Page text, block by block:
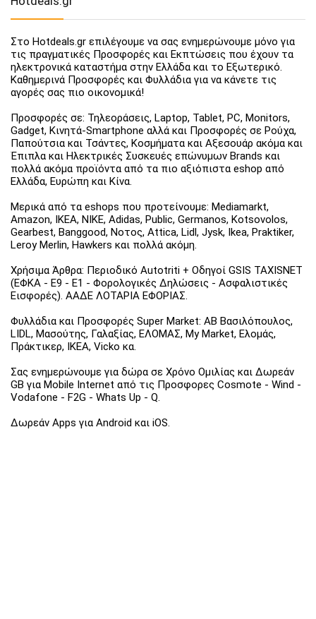
Στο Hotdeals.gr επιλέγουμε να σας ενημερώνουμε μόνο για
τις πραγματικές Προσφορές και Εκπτώσεις που έχουν τα
ηλεκτρονικά καταστήμα στην Ελλάδα και το Εξωτερικό.
Καθημερινά Προσφορές και Φυλλάδια για να κάνετε τις
αγορές σας πιο οικονομικά!
Προσφορές σε: Τηλεοράσεις, Laptop, Tablet, PC, Monitors,
Gadget, Κινητά-Smartphone αλλά και Προσφορές σε Ρούχα,
Παπούτσια και Τσάντες, Κοσμήματα και Αξεσουάρ ακόμα και
Έπιπλα και Ηλεκτρικές Συσκευές επώνυμων Brands και
πολλά ακόμα προϊόντα από τα πιο αξιόπιστα eshop από
Ελλάδα, Ευρώπη και Κίνα.
Μερικά από τα eshops που προτείνουμε: Mediamarkt,
Amazon, IKEA, NIKE, Adidas, Public, Germanos, Kotsovolos,
Gearbest, Banggood, Νοτος, Attica, Lidl, Jysk, Ikea, Praktiker,
Leroy Merlin, Hawkers και πολλά ακόμη.
Χρήσιμα Άρθρα: Περιοδικό Autotriti + Οδηγοί GSIS TAXISNET
(ΕΦΚΑ - Ε9 - Ε1 - Φορολογικές Δηλώσεις - Ασφαλιστικές
Εισφορές). ΑΑΔΕ ΛΟΤΑΡΙΑ ΕΦΟΡΙΑΣ.
Φυλλάδια και Προσφορές Super Market: ΑΒ Βασιλόπουλος,
LIDL, Μασούτης, Γαλαξίας, ΕΛΟΜΑΣ, My Market, Ελομάς,
Πράκτικερ, ΙΚΕΑ, Vicko κα.
Σας ενημερώνουμε για δώρα σε Χρόνο Ομιλίας και Δωρεάν
GB για Mobile Internet από τις Προσφορες Cosmote - Wind -
Vodafone - F2G - Whats Up - Q.
Δωρεάν Apps για Android και iOS.